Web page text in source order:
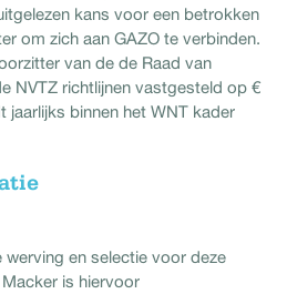
kans voor een betrokken
om zich aan GAZO te verbinden.
van de de Raad van
NVTZ richtlijnen vastgesteld op €
jaarlijks binnen het WNT kader
en selectie voor deze
is hiervoor